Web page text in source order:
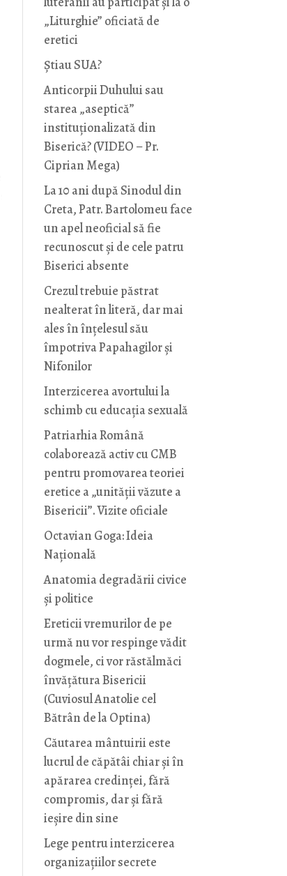
„Liturghie” oficiată de
eretici
Știau SUA?
Anticorpii Duhului sau
starea „aseptică”
instituționalizată din
Biserică? (VIDEO – Pr.
Ciprian Mega)
La 10 ani după Sinodul din
Creta, Patr. Bartolomeu face
un apel neoficial să fie
recunoscut și de cele patru
Biserici absente
Crezul trebuie păstrat
nealterat în literă, dar mai
ales în înțelesul său
împotriva Papahagilor și
Nifonilor
Interzicerea avortului la
schimb cu educaţia sexuală
Patriarhia Română
colaborează activ cu CMB
pentru promovarea teoriei
eretice a „unității văzute a
Bisericii”. Vizite oficiale
Octavian Goga: Ideia
Naţională
Anatomia degradării civice
și politice
Ereticii vremurilor de pe
urmă nu vor respinge vădit
dogmele, ci vor răstălmăci
învățătura Bisericii
(Cuviosul Anatolie cel
Bătrân de la Optina)
Căutarea mântuirii este
lucrul de căpătâi chiar și în
apărarea credinței, fără
compromis, dar și fără
ieșire din sine
Lege pentru interzicerea
organizaţiilor secrete